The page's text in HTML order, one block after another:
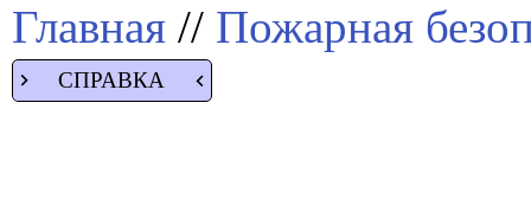
Главная // Пожарная
СПРАВКА